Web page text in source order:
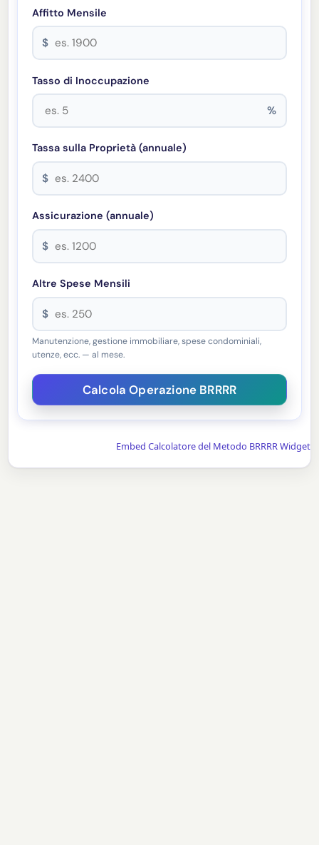
Affitto Mensile
$
Tasso di Inoccupazione
%
Tassa sulla Proprietà (annuale)
$
Assicurazione (annuale)
$
Altre Spese Mensili
$
Manutenzione, gestione immobiliare, spese condominiali,
utenze, ecc. — al mese.
Embed Calcolatore del Metodo BRRRR Widget